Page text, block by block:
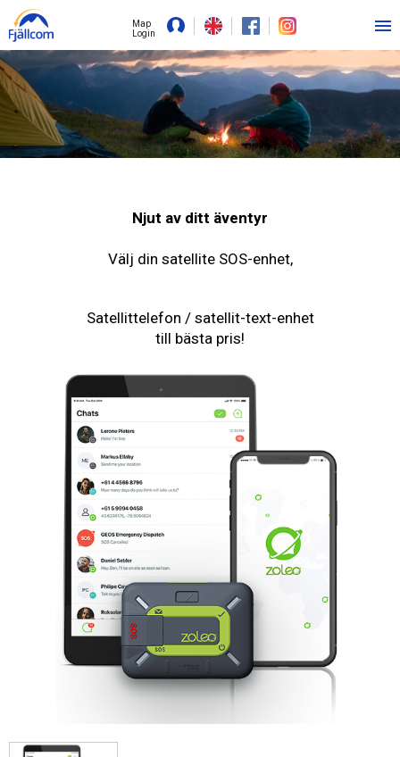
Map
Login
Njut av ditt äventyr
Välj din satellite SOS-enhet,
Satellittelefon / satellit-text-enhet
till bästa pris!